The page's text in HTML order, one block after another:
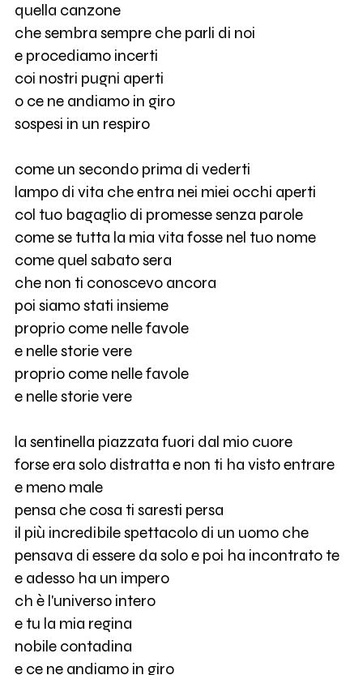
quella canzone
che sembra sempre che parli di noi
e procediamo incerti
coi nostri pugni aperti
o ce ne andiamo in giro
sospesi in un respiro
come un secondo prima di vederti
lampo di vita che entra nei miei occhi aperti
col tuo bagaglio di promesse senza parole
come se tutta la mia vita fosse nel tuo nome
come quel sabato sera
che non ti conoscevo ancora
poi siamo stati insieme
proprio come nelle favole
e nelle storie vere
proprio come nelle favole
e nelle storie vere
la sentinella piazzata fuori dal mio cuore
forse era solo distratta e non ti ha visto entrare
e meno male
pensa che cosa ti saresti persa
il più incredibile spettacolo di un uomo che
pensava di essere da solo e poi ha incontrato te
e adesso ha un impero
ch è l'universo intero
e tu la mia regina
nobile contadina
e ce ne andiamo in giro